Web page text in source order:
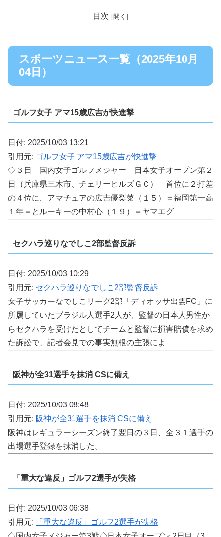
目次
スポーツニュース一覧（2025年10月
04日）
ゴルフ女子 アマ15歳広吉が快進撃
日付: 2025/10/03 13:21
引用元: ゴルフ女子 アマ15歳広吉が快進撃
◇３日 国内女子ゴルフメジャー 日本女子オープン第２
日（兵庫県三木市、チェリーヒルズＧＣ） 首位に２打差
の４位に、アマチュアの広吉優梨菜（１５）＝福岡第一高
１年＝とルーキーの中村心（１９）＝ヤマエグ
セクハラ巡りなでしこ2部監督反訴
日付: 2025/10/03 10:29
引用元: セクハラ巡りなでしこ2部監督反訴
女子サッカーなでしこリーグ2部「ディオッサ出雲FC」に
所属していたブラジル人選手2人が、監督の日本人男性か
らセクハラを受けたとしてチームと監督に損害賠償を求め
た訴訟で、記者会見での事実無根の主張によ
阪神が全31選手を抹消 CSに備え
日付: 2025/10/03 08:48
引用元: 阪神が全31選手を抹消 CSに備え
阪神はレギュラーシーズン終了翌日の３日、全３１選手の
出場選手登録を抹消した。
「重大な違反」ゴルフ2選手が失格
日付: 2025/10/03 06:38
引用元:
「重大な違反」ゴルフ2選手が失格